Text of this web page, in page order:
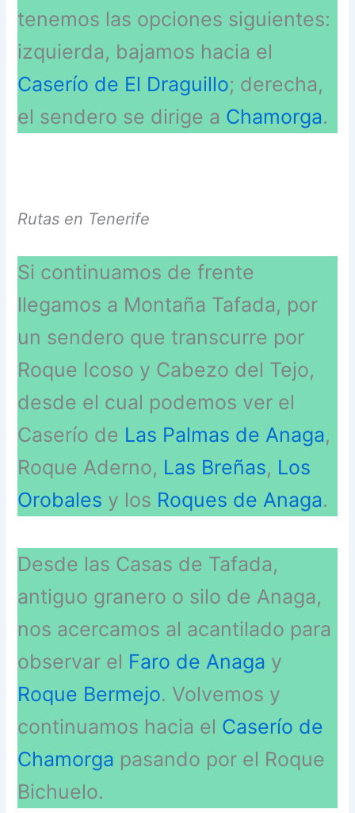
tenemos las opciones siguientes:
izquierda, bajamos hacia el
Caserío de El Draguillo; derecha,
el sendero se dirige a Chamorga.
Rutas en Tenerife
Si continuamos de frente
llegamos a Montaña Tafada, por
un sendero que transcurre por
Roque Icoso y Cabezo del Tejo,
desde el cual podemos ver el
Caserío de Las Palmas de Anaga,
Roque Aderno, Las Breñas, Los
Orobales y los Roques de Anaga.
Desde las Casas de Tafada,
antiguo granero o silo de Anaga,
nos acercamos al acantilado para
observar el Faro de Anaga y
Roque Bermejo. Volvemos y
continuamos hacia el Caserío de
Chamorga pasando por el Roque
Bichuelo.